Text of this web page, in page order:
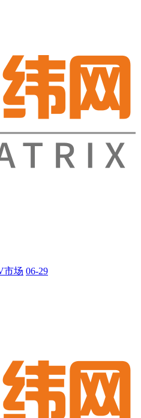
市场 06-29